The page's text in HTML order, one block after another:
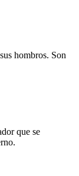
hombros. Son
que se